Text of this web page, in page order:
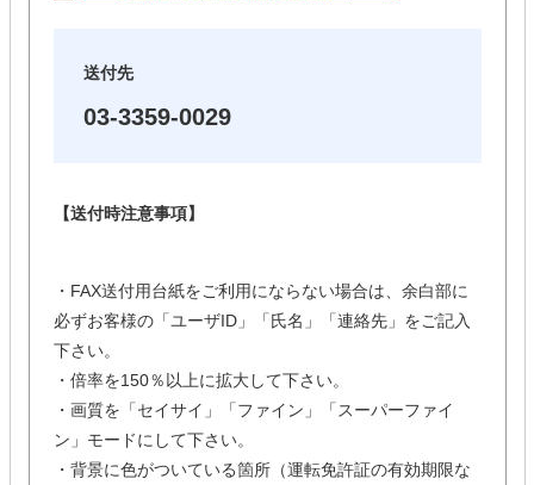
送付先
03-3359-0029
【送付時注意事項】
・FAX送付用台紙をご利用にならない場合は、余白部に
必ずお客様の「ユーザID」「氏名」「連絡先」をご記入
下さい。
・倍率を150％以上に拡大して下さい。
・画質を「セイサイ」「ファイン」「スーパーファイ
ン」モードにして下さい。
・背景に色がついている箇所（運転免許証の有効期限な